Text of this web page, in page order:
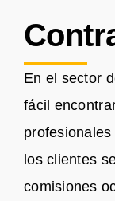
En el sector
fácil
los clientes
comisiones